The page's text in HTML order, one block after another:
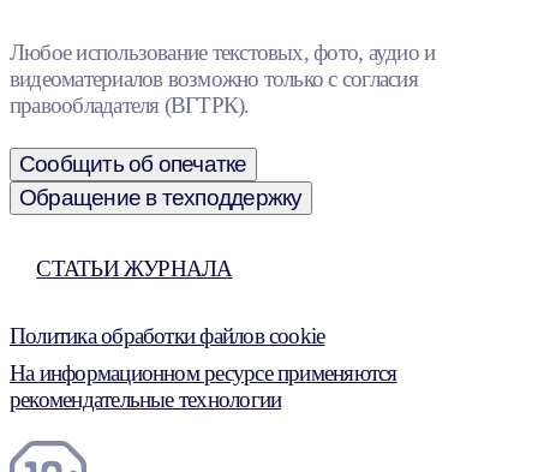
Любое использование текстовых, фото, аудио и
видеоматериалов возможно только с согласия
правообладателя (ВГТРК).
Сообщить об опечатке
Обращение в техподдержку
СТАТЬИ ЖУРНАЛА
Политика обработки файлов cookie
На информационном ресурсе применяются
рекомендательные технологии